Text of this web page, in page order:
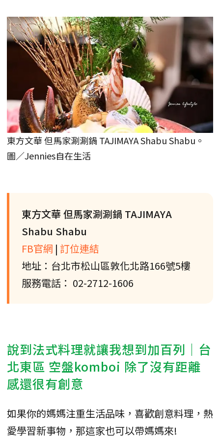
東方文華 但馬家涮涮鍋 TAJIMAYA Shabu Shabu。
圖／Jennies自在生活
東方文華 但馬家涮涮鍋 TAJIMAYA
Shabu Shabu
FB官網 | 訂位連結
地址：台北市松山區敦化北路166號5樓
服務電話： 02-2712-1606
說到法式料理就讓我想到加百列｜台
北東區 空盤komboi 除了沒有距離
感還很有創意
如果你的媽媽注重生活品味，喜歡創意料理，熱
愛學習新事物，那這家也可以帶媽媽來!